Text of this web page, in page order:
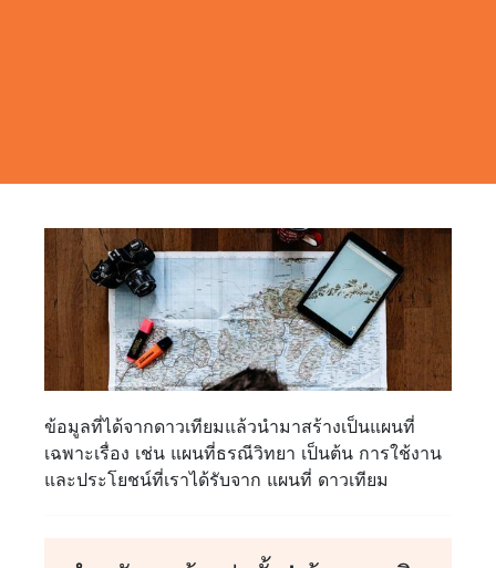
ข้อมูลที่ได้จากดาวเทียมแล้วนำมาสร้างเป็นแผนที่
เฉพาะเรื่อง เช่น แผนที่ธรณีวิทยา เป็นต้น การใช้งาน
และประโยชน์ที่เราได้รับจาก แผนที่ ดาวเทียม